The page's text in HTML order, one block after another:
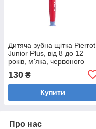
Дитяча зубна щітка Pierrot
Junior Plus, від 8 до 12
років, м'яка, червоного
130 ₴
Купити
Про нас